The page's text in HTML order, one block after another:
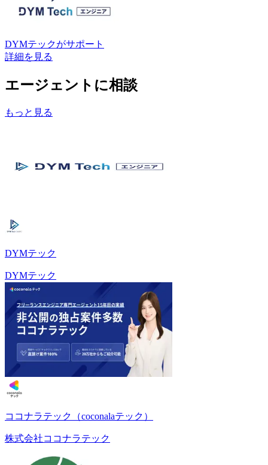
DYMテックがサポート
詳細を見る
エージェントに相談
もっと見る
DYMテック
DYMテック
ココナラテック（coconalaテック）
株式会社ココナラテック